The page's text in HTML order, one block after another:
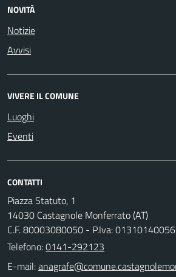
NOVITÀ
Notizie
Avvisi
VIVERE IL COMUNE
Luoghi
Eventi
CONTATTI
Piazza Statuto, 1
14030 Castagnole Monferrato (AT)
C.F. 80003080050 - P.Iva: 01310140056
Telefono:0141-292123
E-mail: